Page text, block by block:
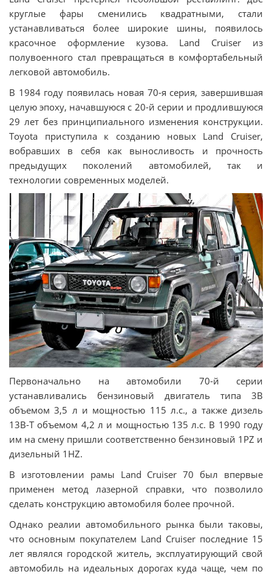
круглые фары сменились квадратными, стали
устанавливаться более широкие шины, появилось
красочное оформление кузова. Land Cruiser из
полувоенного стал превращаться в комфортабельный
легковой автомобиль.
В 1984 году появилась новая 70-я серия, завершившая
целую эпоху, начавшуюся с 20-й серии и продлившуюся
29 лет без принципиального изменения конструкции.
Toyota приступила к созданию новых Land Cruiser,
вобравших в себя как выносливость и прочность
предыдущих поколений автомобилей, так и
технологии современных моделей.
Первоначально на автомобили 70-й серии
устанавливались бензиновый двигатель типа 3В
объемом 3,5 л и мощностью 115 л.с., а также дизель
13В-T объемом 4,2 л и мощностью 135 л.с. В 1990 году
им на смену пришли соответственно бензиновый 1PZ и
дизельный 1HZ.
В изготовлении рамы Land Cruiser 70 был впервые
применен метод лазерной справки, что позволило
сделать конструкцию автомобиля более прочной.
Однако реалии автомобильного рынка были таковы,
что основным покупателем Land Cruiser последние 15
лет являлся городской житель, эксплуатирующий свой
автомобиль на идеальных дорогах куда чаще, чем по